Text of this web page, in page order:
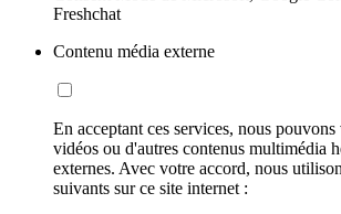
Freshchat
Contenu média externe
En acceptant ces services, nous
vidéos ou d'autres contenus multimédia
externes. Avec votre accord, nous
suivants sur ce site internet :